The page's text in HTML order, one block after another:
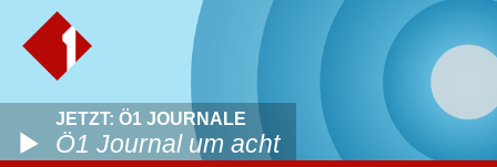
JETZT: Ö1 JOURNALE
Ö1 Journal um acht